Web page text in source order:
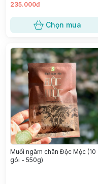
235.000đ
Chọn mua
Muối ngâm chân Độc Mộc (10
gói - 550g)